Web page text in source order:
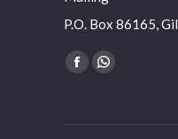
P.O. Box 86165,
Find us on:
FacebookWhatsapp